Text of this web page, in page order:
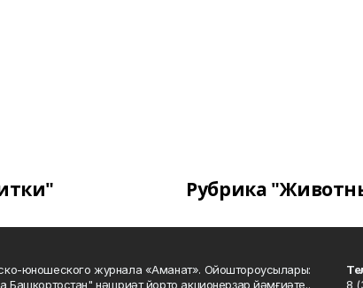
Рубрика
юношеского журнала «Аманат». Ойоштороусылары:
нәшриәт йорто акционерҙар йәмғиәте..
8